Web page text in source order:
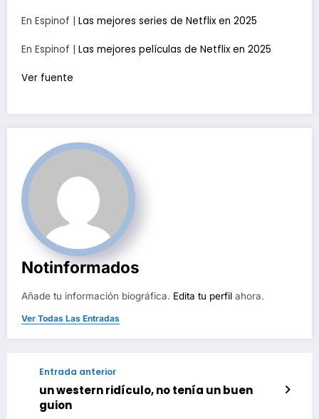
En Espinof | Las mejores series de Netflix en 2025
En Espinof | Las mejores películas de Netflix en 2025
Ver fuente
Notinformados
Añade tu información biográfica. Edita tu perfil ahora.
Ver Todas Las Entradas
Entrada anterior
un western ridículo, no tenía un buen
guion